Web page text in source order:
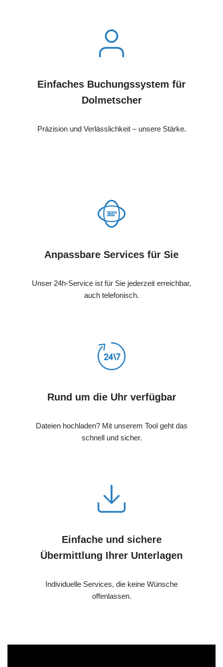
Einfaches Buchungssystem für
Dolmetscher
Präzision und Verlässlichkeit – unsere Stärke.
Anpassbare Services für Sie
Unser 24h-Service ist für Sie jederzeit erreichbar,
auch telefonisch.
Rund um die Uhr verfügbar
Dateien hochladen? Mit unserem Tool geht das
schnell und sicher.
Einfache und sichere
Übermittlung Ihrer Unterlagen
Individuelle Services, die keine Wünsche
offenlassen.